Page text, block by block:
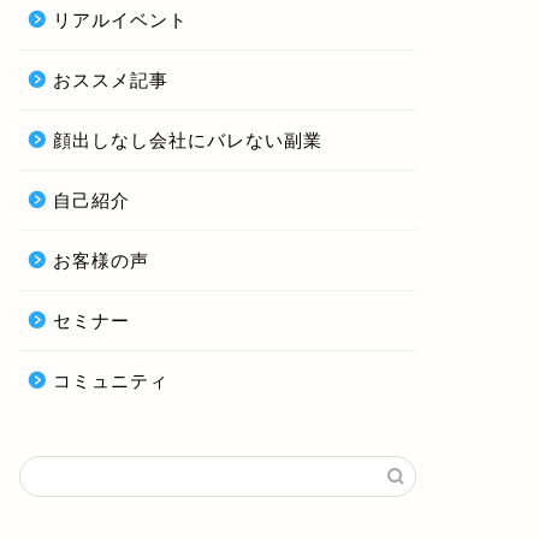
リアルイベント
おススメ記事
顔出しなし会社にバレない副業
自己紹介
お客様の声
セミナー
コミュニティ